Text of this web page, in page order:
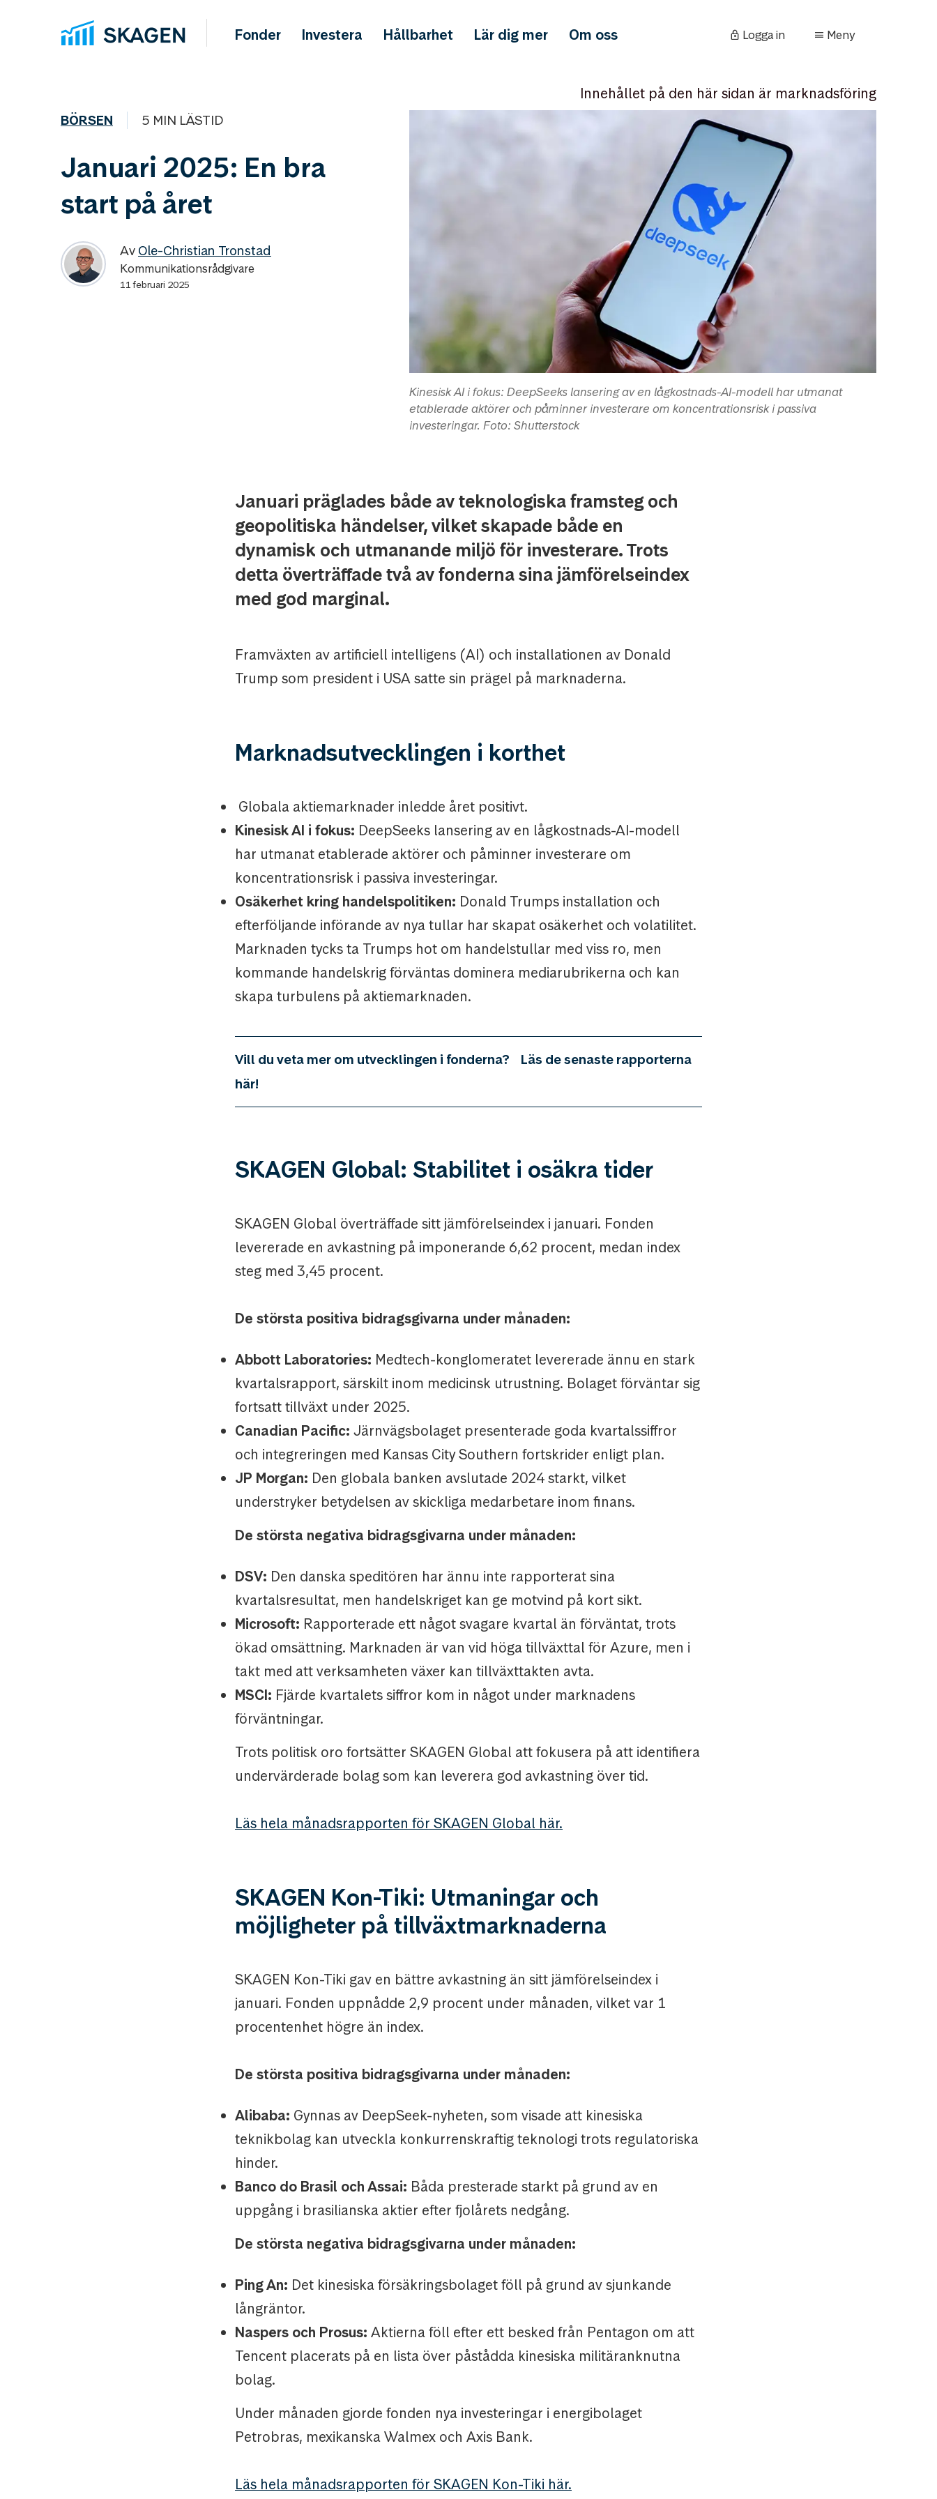
Fonder Investera Hållbarhet Lär dig mer Om oss Logga in Meny
Innehållet på den här sidan är marknadsföring
BÖRSEN 5 MIN LÄSTID
Januari 2025: En bra
start på året
Av Ole-Christian Tronstad
Kommunikationsrådgivare
11 februari 2025
Kinesisk AI i fokus: DeepSeeks lansering av en lågkostnads-AI-modell har utmanat
etablerade aktörer och påminner investerare om koncentrationsrisk i passiva
investeringar. Foto: Shutterstock
Januari präglades både av teknologiska framsteg och
geopolitiska händelser, vilket skapade både en
dynamisk och utmanande miljö för investerare. Trots
detta överträffade två av fonderna sina jämförelseindex
med god marginal.
Framväxten av artificiell intelligens (AI) och installationen av Donald
Trump som president i USA satte sin prägel på marknaderna.
Marknadsutvecklingen i korthet
Globala aktiemarknader inledde året positivt.
Kinesisk AI i fokus: DeepSeeks lansering av en lågkostnads-AI-modell
har utmanat etablerade aktörer och påminner investerare om
koncentrationsrisk i passiva investeringar.
Osäkerhet kring handelspolitiken: Donald Trumps installation och
efterföljande införande av nya tullar har skapat osäkerhet och volatilitet.
Marknaden tycks ta Trumps hot om handelstullar med viss ro, men
kommande handelskrig förväntas dominera mediarubrikerna och kan
skapa turbulens på aktiemarknaden.
Vill du veta mer om utvecklingen i fonderna?
Läs de senaste rapporterna
här!
SKAGEN Global: Stabilitet i osäkra tider
SKAGEN Global överträffade sitt jämförelseindex i januari. Fonden
levererade en avkastning på imponerande 6,62 procent, medan index
steg med 3,45 procent.
De största positiva bidragsgivarna under månaden:
Abbott Laboratories: Medtech-konglomeratet levererade ännu en stark
kvartalsrapport, särskilt inom medicinsk utrustning. Bolaget förväntar sig
fortsatt tillväxt under 2025.
Canadian Pacific: Järnvägsbolaget presenterade goda kvartalssiffror
och integreringen med Kansas City Southern fortskrider enligt plan.
JP Morgan: Den globala banken avslutade 2024 starkt, vilket
understryker betydelsen av skickliga medarbetare inom finans.
De största negativa bidragsgivarna under månaden:
DSV: Den danska speditören har ännu inte rapporterat sina
kvartalsresultat, men handelskriget kan ge motvind på kort sikt.
Microsoft: Rapporterade ett något svagare kvartal än förväntat, trots
ökad omsättning. Marknaden är van vid höga tillväxttal för Azure, men i
takt med att verksamheten växer kan tillväxttakten avta.
MSCI: Fjärde kvartalets siffror kom in något under marknadens
förväntningar.
Trots politisk oro fortsätter SKAGEN Global att fokusera på att identifiera
undervärderade bolag som kan leverera god avkastning över tid.
Läs hela månadsrapporten för SKAGEN Global här.
SKAGEN Kon-Tiki: Utmaningar och
möjligheter på tillväxtmarknaderna
SKAGEN Kon-Tiki gav en bättre avkastning än sitt jämförelseindex i
januari. Fonden uppnådde 2,9 procent under månaden, vilket var 1
procentenhet högre än index.
De största positiva bidragsgivarna under månaden:
Alibaba: Gynnas av DeepSeek-nyheten, som visade att kinesiska
teknikbolag kan utveckla konkurrenskraftig teknologi trots regulatoriska
hinder.
Banco do Brasil och Assai: Båda presterade starkt på grund av en
uppgång i brasilianska aktier efter fjolårets nedgång.
De största negativa bidragsgivarna under månaden:
Ping An: Det kinesiska försäkringsbolaget föll på grund av sjunkande
långräntor.
Naspers och Prosus: Aktierna föll efter ett besked från Pentagon om att
Tencent placerats på en lista över påstådda kinesiska militäranknutna
bolag.
Under månaden gjorde fonden nya investeringar i energibolaget
Petrobras, mexikanska Walmex och Axis Bank.
Läs hela månadsrapporten för SKAGEN Kon-Tiki här.